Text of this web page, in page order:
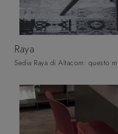
Raya